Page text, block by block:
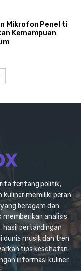
Mikrofon Peneliti
Kemampuan
tentang politik,
kuliner memiliki peran
beragam dan
memberikan analisis
hasil pertandingan
dunia musik dan tren
tips kesehatan
informasi kuliner